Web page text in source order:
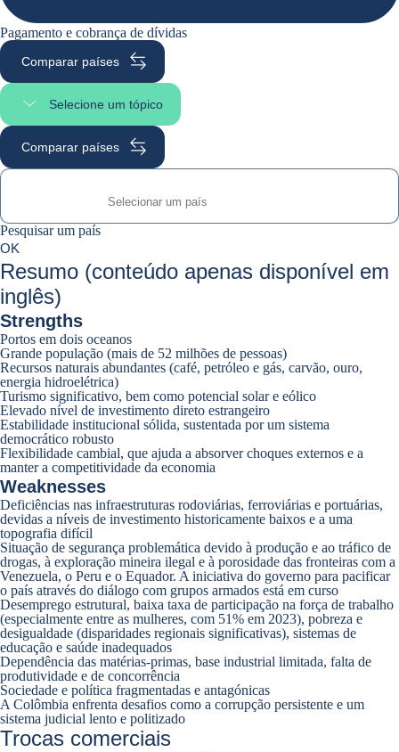
Pagamento e cobrança de dívidas
Comparar países
Selecione um tópico
Selecionar a secção da página
Comparar países
Pesquisar um país
0suggestions
Pesquisar um país
OK
Resumo (conteúdo apenas disponível em
inglês)
Strengths
Portos em dois oceanos
Grande população (mais de 52 milhões de pessoas)
Recursos naturais abundantes (café, petróleo e gás, carvão, ouro,
energia hidroelétrica)
Turismo significativo, bem como potencial solar e eólico
Elevado nível de investimento direto estrangeiro
Estabilidade institucional sólida, sustentada por um sistema
democrático robusto
Flexibilidade cambial, que ajuda a absorver choques externos e a
manter a competitividade da economia
Weaknesses
Deficiências nas infraestruturas rodoviárias, ferroviárias e portuárias,
devidas a níveis de investimento historicamente baixos e a uma
topografia difícil
Situação de segurança problemática devido à produção e ao tráfico de
drogas, à exploração mineira ilegal e à porosidade das fronteiras com a
Venezuela, o Peru e o Equador. A iniciativa do governo para pacificar
o país através do diálogo com grupos armados está em curso
Desemprego estrutural, baixa taxa de participação na força de trabalho
(especialmente entre as mulheres, com 51% em 2023), pobreza e
desigualdade (disparidades regionais significativas), sistemas de
educação e saúde inadequados
Dependência das matérias-primas, base industrial limitada, falta de
produtividade e de concorrência
Sociedade e política fragmentadas e antagónicas
A Colômbia enfrenta desafios como a corrupção persistente e um
sistema judicial lento e politizado
Trocas comerciais